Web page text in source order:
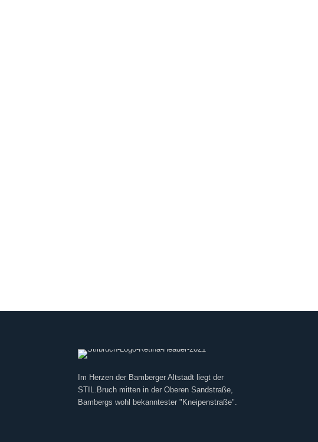
Im Herzen der Bamberger Altstadt liegt der
STIL.Bruch mitten in der Oberen Sandstraße,
Bambergs wohl bekanntester "Kneipenstraße".